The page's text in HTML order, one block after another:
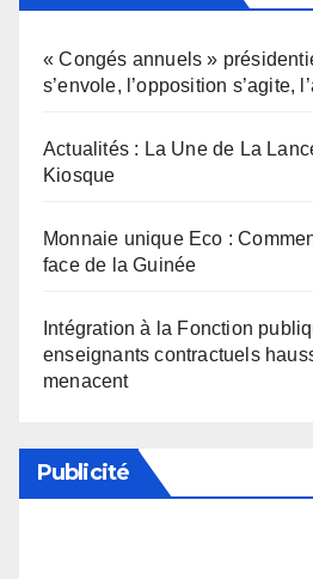
« Congés annuels »
s’envole, l’opposition s’agite,
Actualités : La Une de La
Kiosque
Monnaie unique Eco :
face de la Guinée
Intégration à la Fonction
enseignants contractuels
menacent
Publicité